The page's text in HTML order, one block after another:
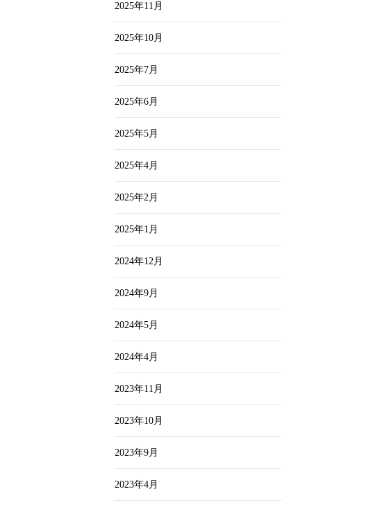
2025年11月
2025年10月
2025年7月
2025年6月
2025年5月
2025年4月
2025年2月
2025年1月
2024年12月
2024年9月
2024年5月
2024年4月
2023年11月
2023年10月
2023年9月
2023年4月